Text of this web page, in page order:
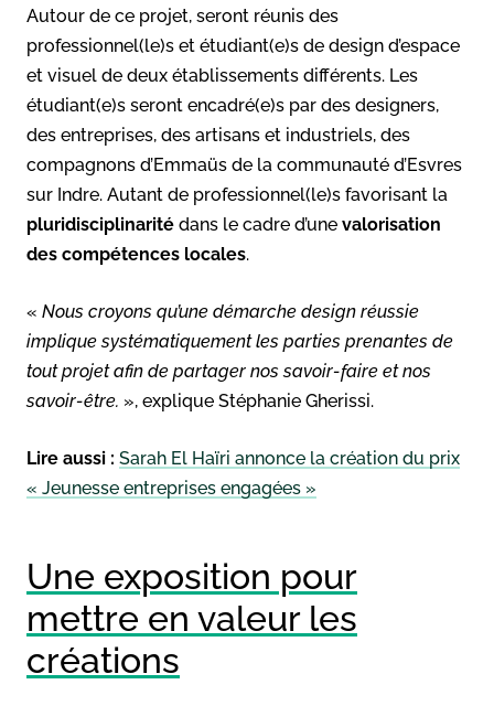
Autour de ce projet, seront réunis des
professionnel(le)s et étudiant(e)s de design d’espace
et visuel de deux établissements différents. Les
étudiant(e)s seront encadré(e)s par des designers,
des entreprises, des artisans et industriels, des
compagnons d’Emmaüs de la communauté d’Esvres
sur Indre. Autant de professionnel(le)s favorisant la
pluridisciplinarité dans le cadre d’une valorisation
des compétences locales.
« Nous croyons qu’une démarche design réussie
implique systématiquement les parties prenantes de
tout projet afin de partager nos savoir-faire et nos
savoir-être. », explique Stéphanie Gherissi.
Lire aussi : Sarah El Haïri annonce la création du prix
« Jeunesse entreprises engagées »
Une exposition pour
mettre en valeur les
créations